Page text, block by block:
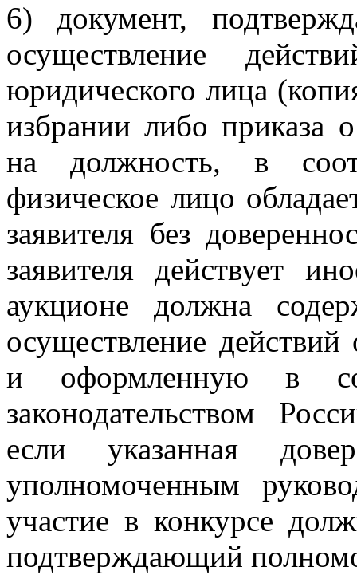
6) документ,
осуществление
юридического лица
избрании либо приказа
на должность, в
физическое лицо
заявителя без
заявителя действует
аукционе должна
осуществление
и оформленную в
законодательством
если указанная
уполномоченным
участие в конкурсе
подтверждающий